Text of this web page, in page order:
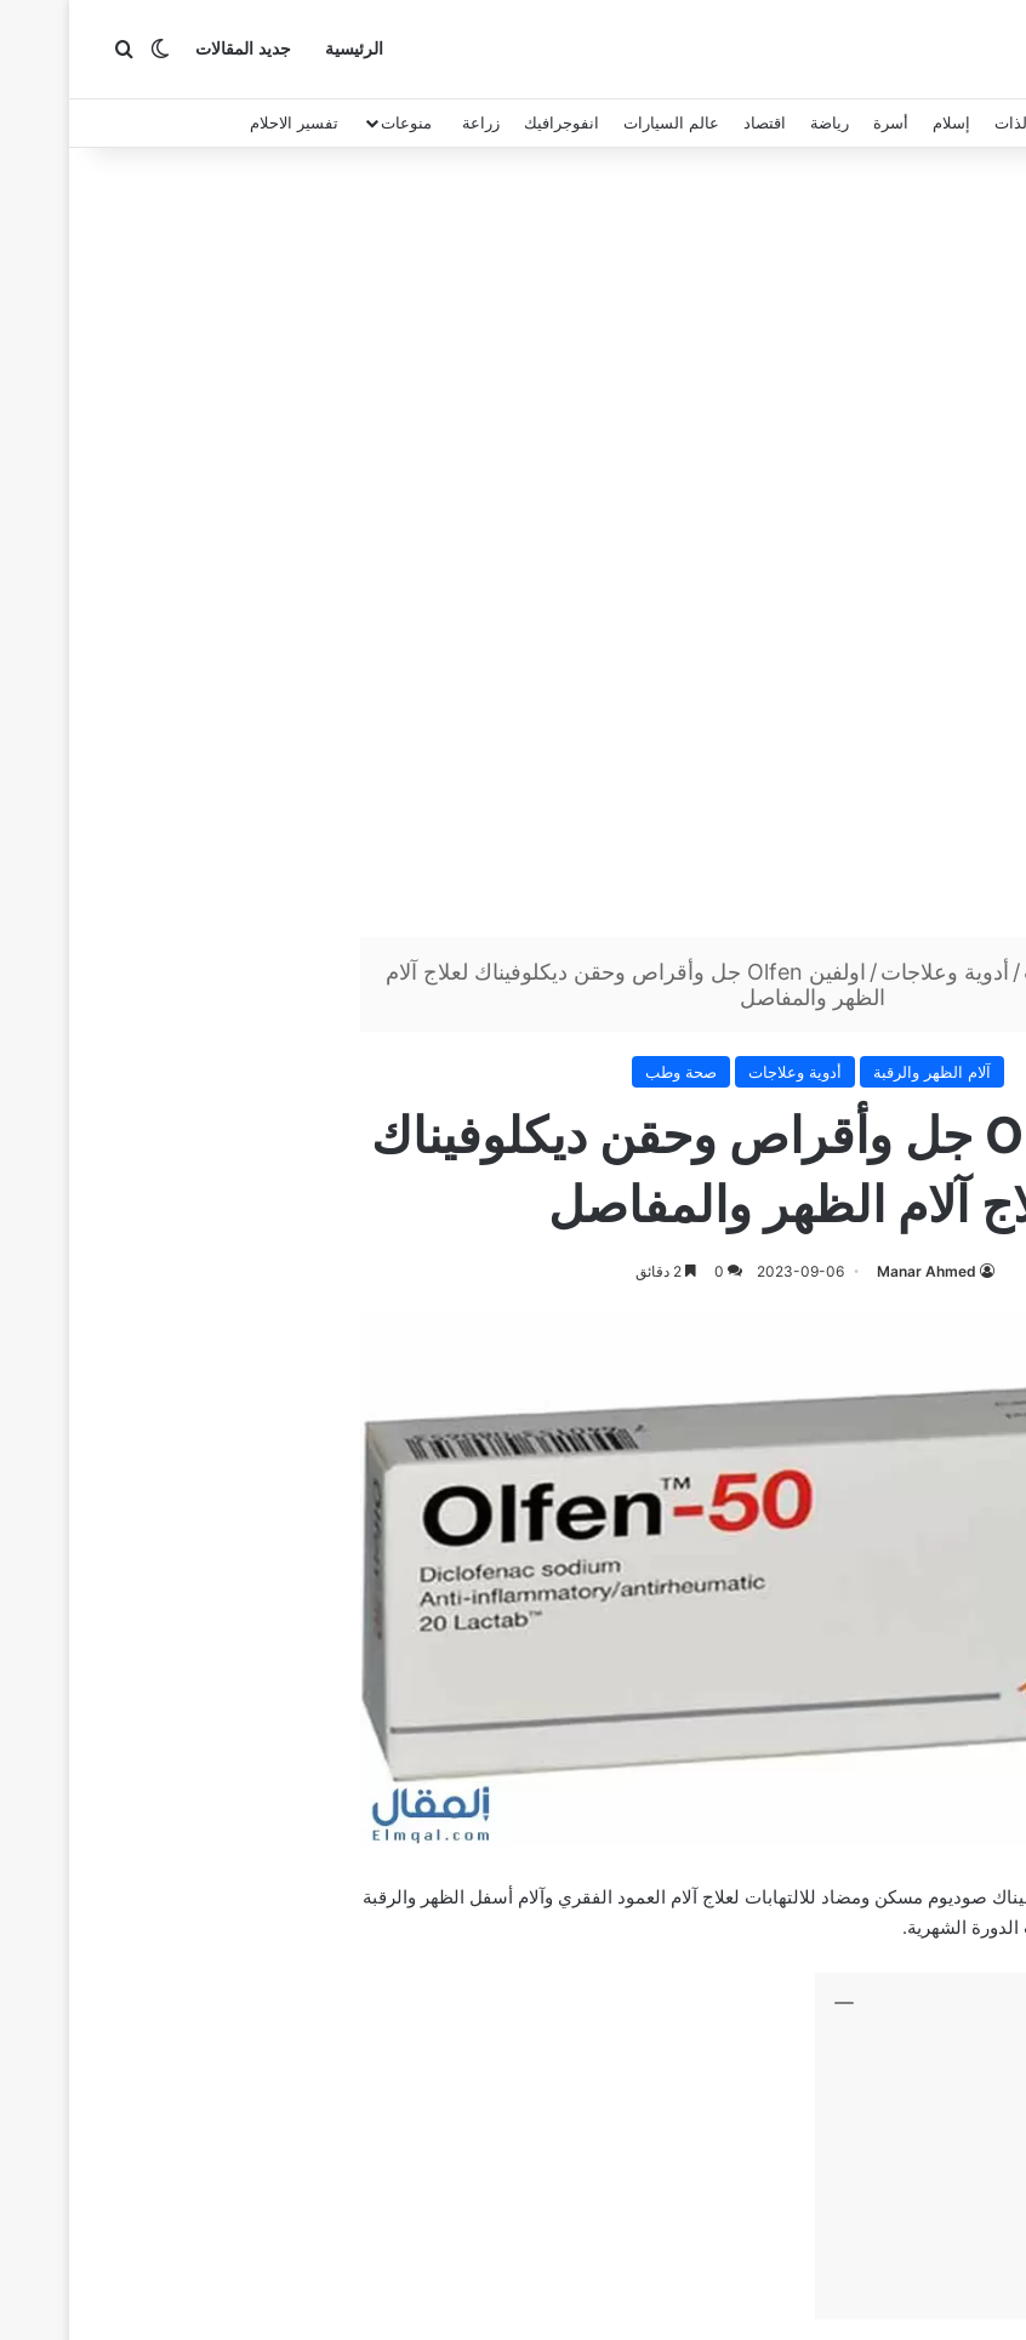
الرئيسية جديد المقالات الوضع المظلم
بحث عن
إسلام أسرة رياضة اقتصاد عالم السيارات انفوجرافيك زراعة منوعات تفسير الاحلام
/ أدوية وعلاجات /
اولفين Olfen جل وأقراص وحقن ديكلوفيناك لعلاج آلام
الظهر والمفاصل
آلام الظهر والرقبة أدوية وعلاجات صحة وطب
اولفين Olfen جل وأقراص وحقن ديكلوفيناك
آلام الظهر والمفاصل
Manar Ahmed
2023-09-06
0
صوديوم مسكن ومضاد للالتهابات لعلاج آلام العمود الفقري وآلام أسفل الظهر والرقبة
الشهرية.